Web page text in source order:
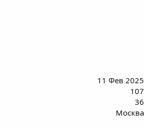
11 Фев 2025
107
36
Москва